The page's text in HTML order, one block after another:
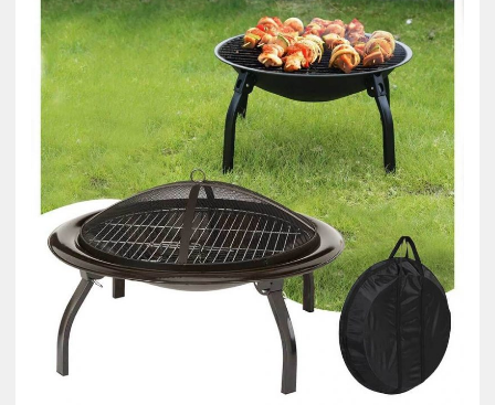
UTCA
ZENE
MÉDIAAJÁNLAT
IMPRESSZUM
PR-ARCHÍVUM
ADATKEZELÉSI TÁJÉKOZTATÓ